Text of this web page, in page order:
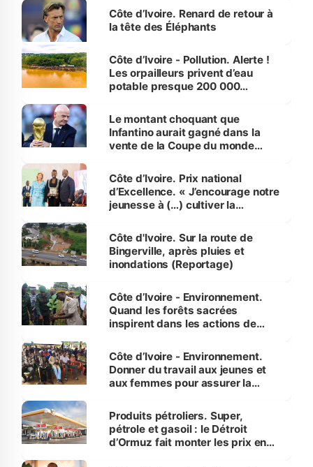
Côte d’Ivoire. Renard de retour à
la tête des Éléphants
Côte d’Ivoire - Pollution. Alerte !
Les orpailleurs privent d’eau
potable presque 200 000
Le montant choquant que
Infantino aurait gagné dans la
vente de la Coupe du monde
Côte d’Ivoire. Prix national
d’Excellence. « J’encourage notre
jeunesse à (…) cultiver la
(Alassane Ouattara
Côte d'Ivoire. Sur la route de
Bingerville, après pluies et
inondations (Reportage)
Côte d’Ivoire - Environnement.
Quand les forêts sacrées
inspirent dans les actions de
Côte d’Ivoire - Environnement.
Donner du travail aux jeunes et
aux femmes pour assurer la
menacées
Produits pétroliers. Super,
pétrole et gasoil : le Détroit
d’Ormuz fait monter les prix en